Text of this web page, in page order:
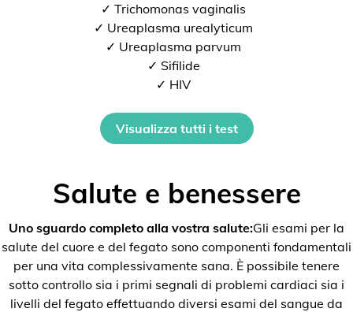
✓ Trichomonas vaginalis
✓ Ureaplasma urealyticum
✓ Ureaplasma parvum
✓ Sifilide
✓ HIV
Visualizza tutti i test
Salute e benessere
Uno sguardo completo alla vostra salute:Gli esami per la
salute del cuore e del fegato sono componenti fondamentali
per una vita complessivamente sana. È possibile tenere
sotto controllo sia i primi segnali di problemi cardiaci sia i
livelli del fegato effettuando diversi esami del sangue da